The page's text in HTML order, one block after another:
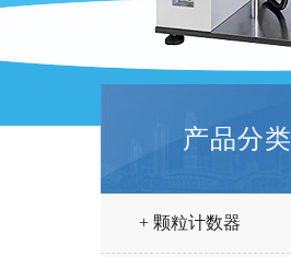
产品分类
+ 颗粒计数器